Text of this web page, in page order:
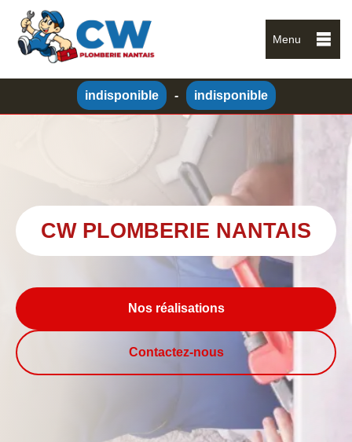
Menu
indisponible - indisponible
CW PLOMBERIE NANTAIS
Nos réalisations
Contactez-nous